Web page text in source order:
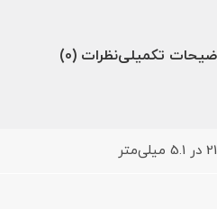
تکمیلینظرات (0)